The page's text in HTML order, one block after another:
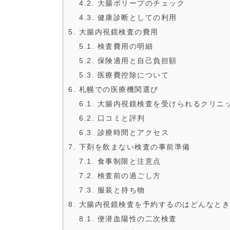
4.2. 大腸ポリープのチェック
4.3. 健康診断としての利用
5. 大腸内視鏡検査の費用
5.1. 検査費用の明細
5.2. 保険適用と自己負担額
5.3. 医療費控除について
6. 札幌での医療機関選び
6.1. 大腸内視鏡検査を受けられるクリニ
6.2. 口コミと評判
6.3. 診療時間とアクセス
7. 下剤を飲まない検査の事前準備
7.1. 食事制限と注意点
7.2. 検査前の過ごし方
7.3. 服装と持ち物
8. 大腸内視鏡検査を予約するのはどんなとき
8.1. 便潜血陽性の二次検査